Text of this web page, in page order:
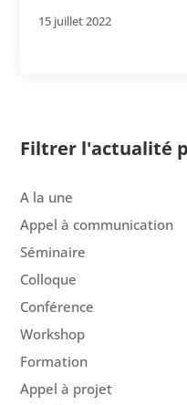
15 juillet 2022
Filtrer l'actualité
A la une
Appel à communication
Séminaire
Colloque
Conférence
Workshop
Formation
Appel à projet